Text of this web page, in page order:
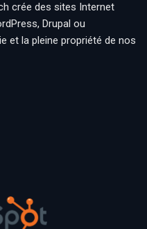
crée des sites Internet
Drupal ou
et la pleine propriété de nos